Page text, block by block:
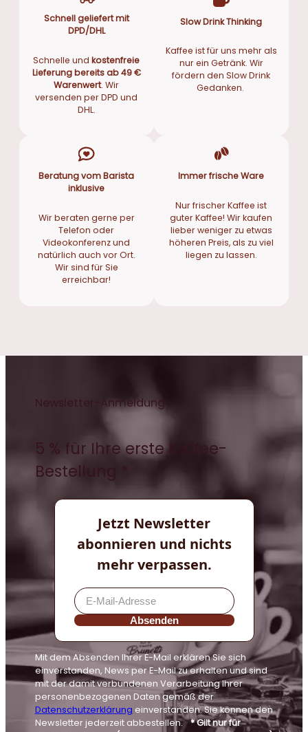
Schnell geliefert mit
DPD/DHL
Schnelle undkostenfreie
Lieferung bereits ab 49 €
Warenwert. Wir
versenden per DPD und
DHL.
Slow Drink Thinking
Kaffee ist für uns mehr als
nur ein Getränk. Wir
fördern den Slow Drink
Gedanken.
Beratung vom Barista
inklusive
Wir beraten gerne per
Telefon oder
Videokonferenz und
natürlich auch vor Ort.
Wir sind für Sie
erreichbar!
Immer frische Ware
Nur frischer Kaffee ist
guter Kaffee! Wir kaufen
lieber weniger zu etwas
höheren Preis, als zu viel
liegen zu lassen.
Newsletter-Anmeldung
5 % für Ihre erste Kaffee-
Bestellung *
Jetzt Newsletter
abonnieren und nichts
mehr verpassen.
Absenden
Mit dem Absenden Ihrer E-Mail erklären Sie sich
einverstanden, News per E-Mail zu erhalten und sind
mit der damit verbundenen Verarbeitung Ihrer
personenbezogenen Daten gemäß der
Datenschutzerklärung einverstanden. Sie können den
Newsletter jederzeit abbestellen.* Gilt nur für